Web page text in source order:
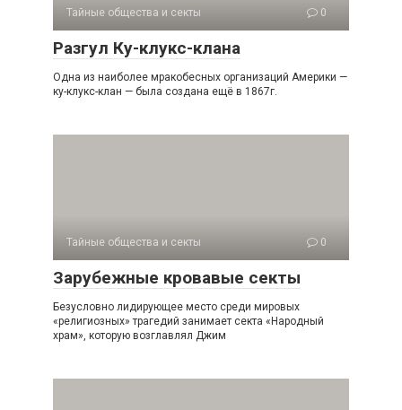
Тайные общества и секты 0
Разгул Ку-клукс-клана
Одна из наиболее мракобесных организаций Америки —
ку-клукс-клан — была создана ещё в 1867г.
Тайные общества и секты 0
Зарубежные кровавые секты
Безусловно лидирующее место среди мировых
«религиозных» трагедий занимает секта «Народный
храм», которую возглавлял Джим